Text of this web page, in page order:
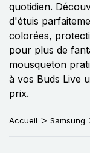
quotidien.
d'étuis
colorées,
pour plus de
mousqueton
à vos Buds Live
prix.
Accueil Samsung